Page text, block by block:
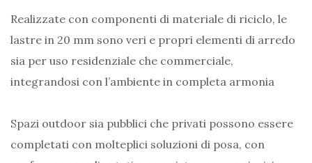
Realizzate con componenti di materiale di riciclo, le
lastre in 20 mm sono veri e propri elementi di arredo
sia per uso residenziale che commerciale,
integrandosi con l’ambiente in completa armonia
Spazi outdoor sia pubblici che privati possono essere
completati con molteplici soluzioni di posa, con